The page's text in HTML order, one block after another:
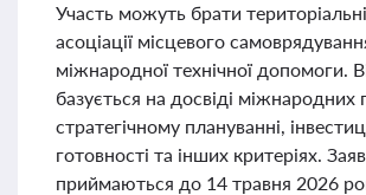
Участь можуть брати
асоціації місцевого
міжнародної технічної допомоги.
базується на досвіді міжнародних
стратегічному плануванні,
готовності та інших критеріях.
приймаються до 14 травня 2026